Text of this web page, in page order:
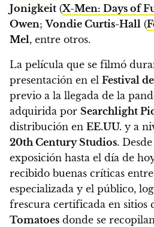
Jonigkeit (X-Men: Days of
Owen;Vondie Curtis-Hall (
Mel, entre otros.
La película que se filmó
presentación en el Festival
previo a la llegada de la
adquirida por Searchlight
distribución en EE.UU. y a
20th Century Studios.
exposición hasta el día de
recibido buenas críticas
especializada y el público,
frescura certificada en sitios
Tomatoes donde se